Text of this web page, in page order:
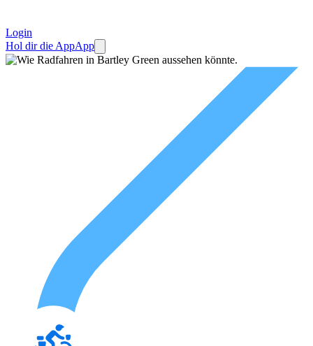
Login
Hol dir die AppApp